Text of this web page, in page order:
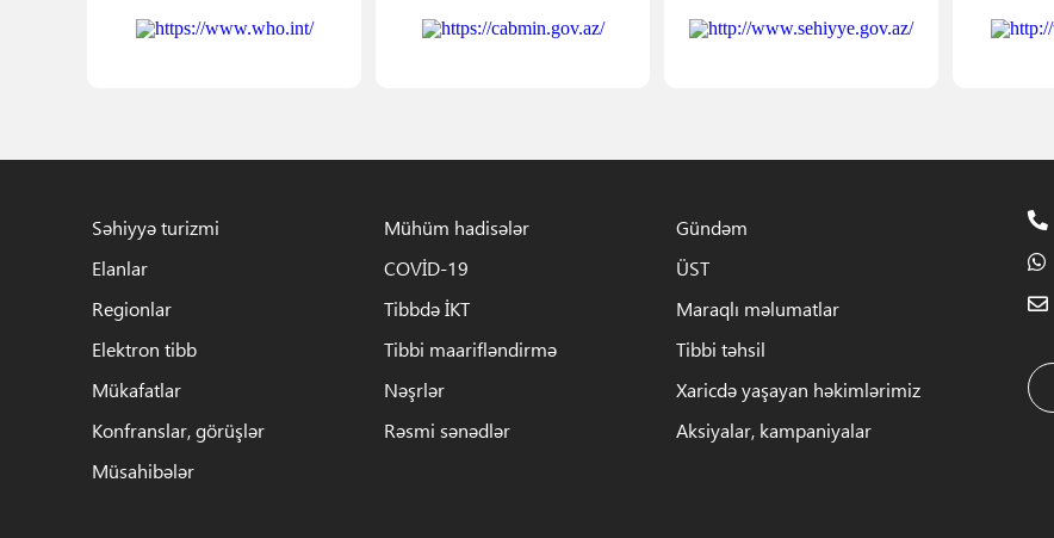
Səhiyyə turizmi Mühüm hadisələr
Gündəm
Elanlar
COVİD-19
ÜST
Regionlar
Tibbdə İKT
Maraqlı məlumatlar
Elektron tibb
Tibbi maarifləndirmə
Tibbi təhsil
Mükafatlar
Nəşrlər
Xaricdə yaşayan həkimlərimiz
Konfranslar, görüşlər
Rəsmi sənədlər
Aksiyalar, kampaniyalar
Müsahibələr